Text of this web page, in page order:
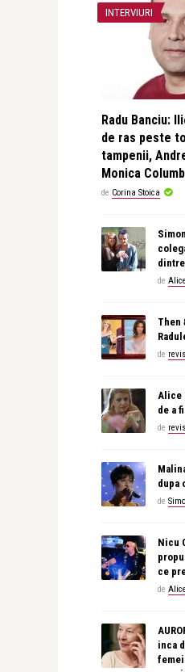
INTERVIURI
Radu Banciu:
de ras peste
tampenii,
Monica
de Corina Stoica
de
Then
de
Alice
de a
de
dupa
de
Nicu
ce
de
inca